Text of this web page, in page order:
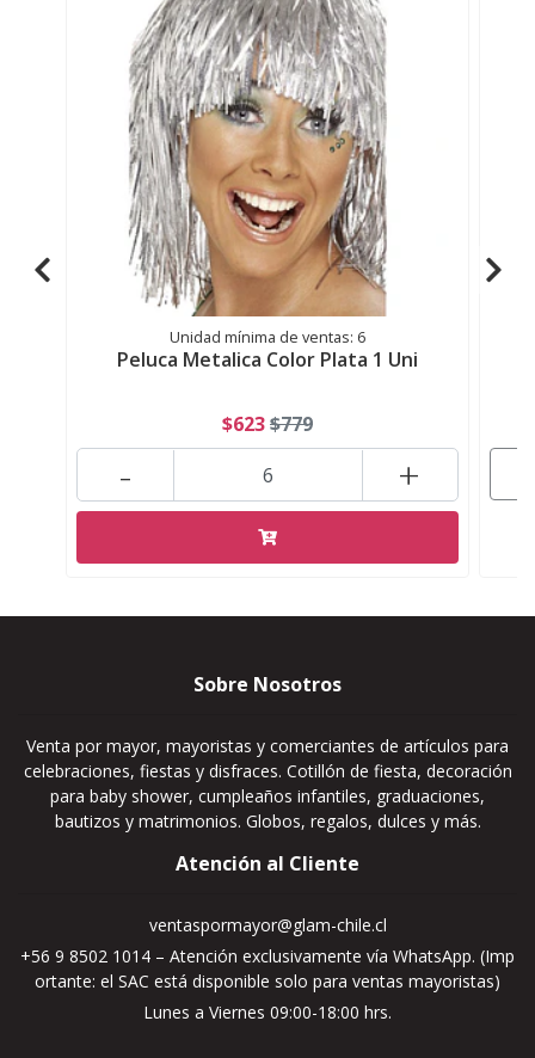
Unidad mínima de ventas: 6
Peluca Metalica Color Plata 1 Uni
$623$779
+
-
Sobre Nosotros
Venta por mayor, mayoristas y comerciantes de artículos para
celebraciones, fiestas y disfraces. Cotillón de fiesta, decoración
para baby shower, cumpleaños infantiles, graduaciones,
bautizos y matrimonios. Globos, regalos, dulces y más.
Atención al Cliente
ventaspormayor@glam-chile.cl
+56 9 8502 1014 – Atención exclusivamente vía WhatsApp. (Imp
ortante: el SAC está disponible solo para ventas mayoristas)
Lunes a Viernes 09:00-18:00 hrs.